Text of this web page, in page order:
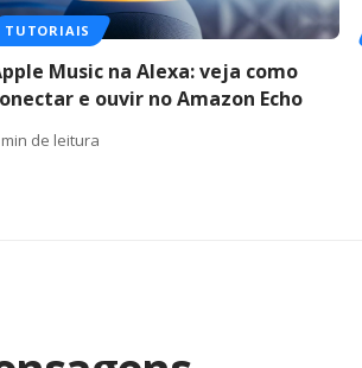
TUTORIAIS
Music na Alexa: veja como
e ouvir no Amazon Echo
de leitura